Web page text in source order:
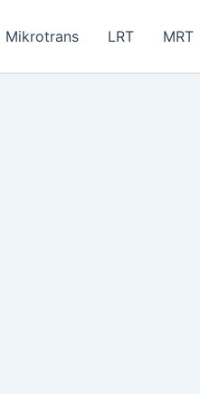
Mikrotrans LRT MRT